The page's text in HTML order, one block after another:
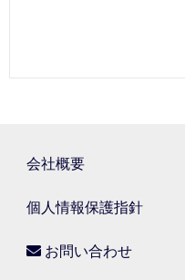
会社概要
個人情報保護指針
お問い合わせ